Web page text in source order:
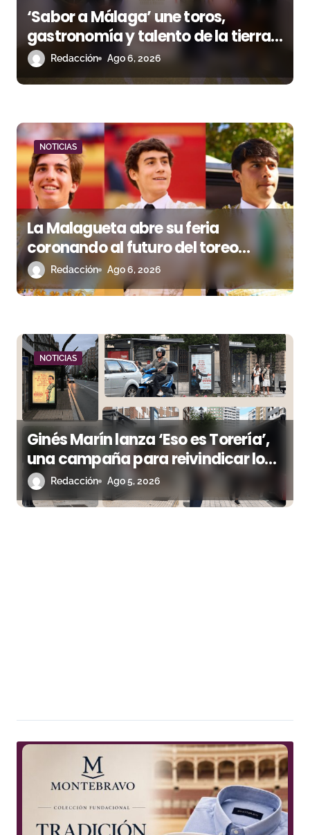
e
n
t
a
d
a
s
‘Sabor a Málaga’ une toros,
gastronomía y talento de la tierra
en La Malagueta
Redacción Ago 6, 2026
NOTICIAS
La Malagueta abre su feria
coronando al futuro del toreo
andaluz
Redacción Ago 6, 2026
NOTICIAS
Ginés Marín lanza ‘Eso es Torería’,
una campaña para reivindicar los
valores del toreo más allá del ruedo
Redacción Ago 5, 2026